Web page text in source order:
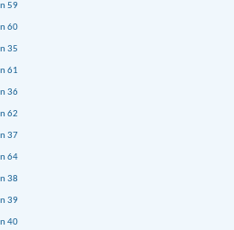
59
60
35
61
36
62
37
64
38
39
40